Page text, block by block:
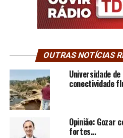
OUTRAS NOTÍCIAS
Universidade
conectividade
Opinião: Gozar
fortes…